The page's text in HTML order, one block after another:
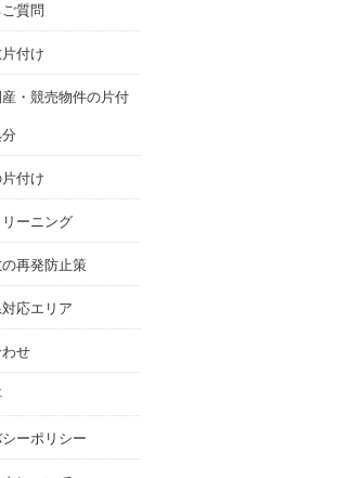
質問
付け
・競売物件の片付
付け
ーニング
再発防止策
応エリア
せ
ーポリシー